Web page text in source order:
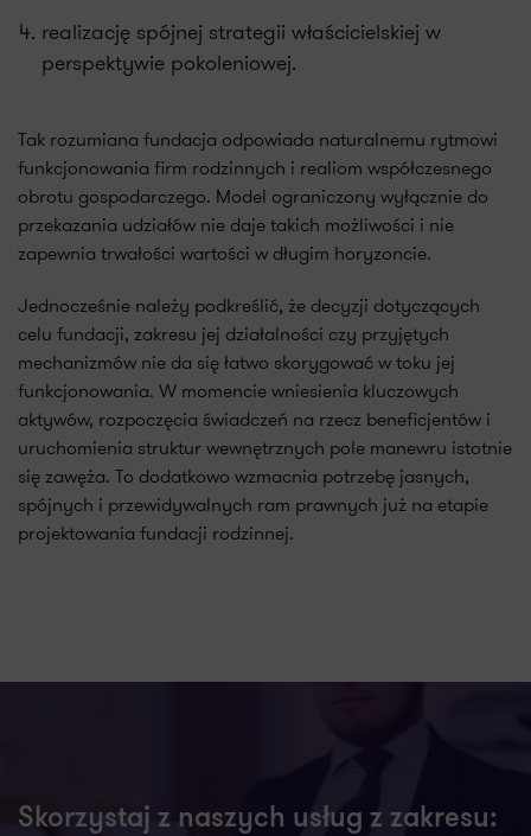
realizację spójnej strategii właścicielskiej w
perspektywie pokoleniowej.
Tak rozumiana fundacja odpowiada naturalnemu rytmowi
funkcjonowania firm rodzinnych i realiom współczesnego
obrotu gospodarczego. Model ograniczony wyłącznie do
przekazania udziałów nie daje takich możliwości i nie
zapewnia trwałości wartości w długim horyzoncie.
Jednocześnie należy podkreślić, że decyzji dotyczących
celu fundacji, zakresu jej działalności czy przyjętych
mechanizmów nie da się łatwo skorygować w toku jej
funkcjonowania. W momencie wniesienia kluczowych
aktywów, rozpoczęcia świadczeń na rzecz beneficjentów i
uruchomienia struktur wewnętrznych pole manewru istotnie
się zawęża. To dodatkowo wzmacnia potrzebę jasnych,
spójnych i przewidywalnych ram prawnych już na etapie
projektowania fundacji rodzinnej.
Skorzystaj z naszych usług z zakresu: